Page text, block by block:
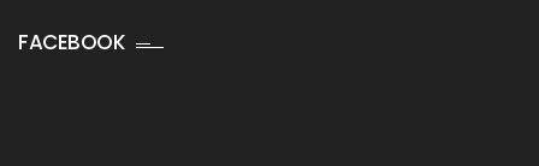
FACEBOOK